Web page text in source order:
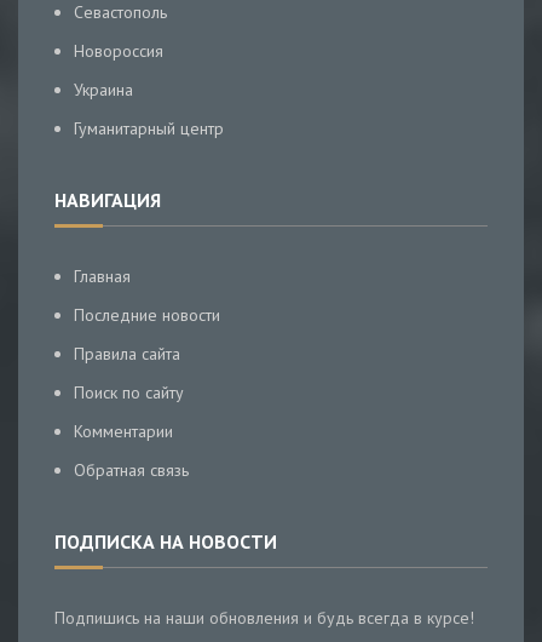
Севастополь
Новороссия
Украина
Гуманитарный центр
НАВИГАЦИЯ
Главная
Последние новости
Правила сайта
Поиск по сайту
Комментарии
Обратная связь
ПОДПИСКА НА НОВОСТИ
Подпишись на наши обновления и будь всегда в курсе!